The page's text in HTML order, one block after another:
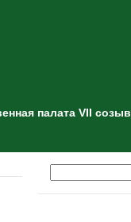
палата VII созыв